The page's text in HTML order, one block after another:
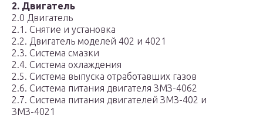
2. Двигатель
2.0 Двигатель
2.1. Снятие и установка
2.2. Двигатель моделей 402 и 4021
2.3. Система смазки
2.4. Система охлаждения
2.5. Система выпуска отработавших газов
2.6. Система питания двигателя ЗМЗ-4062
2.7. Система питания двигателей ЗМЗ-402 и
ЗМЗ-4021